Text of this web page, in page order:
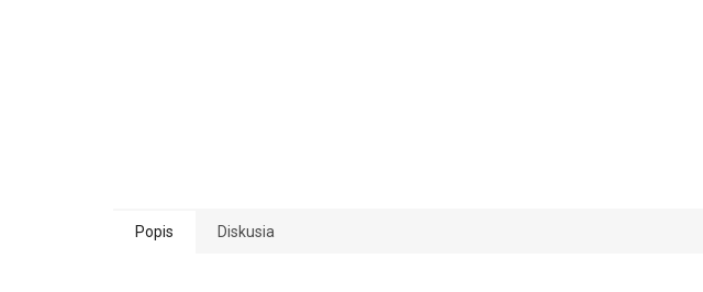
Popis Diskusia